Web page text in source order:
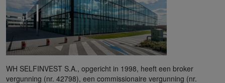
WH SELFINVEST S.A., opgericht in 1998, heeft een broker
vergunning (nr. 42798), een commissionaire vergunning (nr.